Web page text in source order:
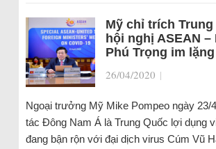
Mỹ chỉ trích Trung
hội nghị ASEAN –
Phú Trọng im lặng
26/04/2020 |
Ngoại trưởng Mỹ Mike Pompeo ngày 23/
tác Đông Nam Á là Trung Quốc lợi dụng
đang bận rộn với đại dịch virus Cúm Vũ